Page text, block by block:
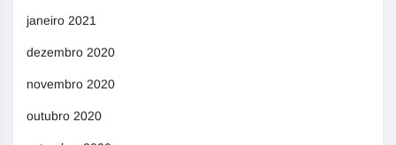
janeiro 2021
dezembro 2020
novembro 2020
outubro 2020